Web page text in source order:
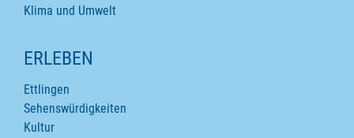
Klima und Umwelt
ERLEBEN
Ettlingen
Sehenswürdigkeiten
Kultur